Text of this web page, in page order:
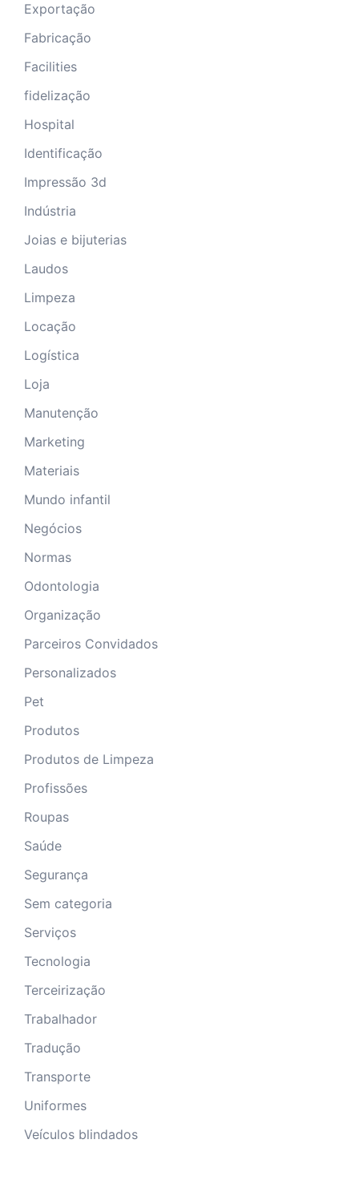
Exportação
Fabricação
Facilities
fidelização
Hospital
Identificação
Impressão 3d
Indústria
Joias e bijuterias
Laudos
Limpeza
Locação
Logística
Loja
Manutenção
Marketing
Materiais
Mundo infantil
Negócios
Normas
Odontologia
Organização
Parceiros Convidados
Personalizados
Pet
Produtos
Produtos de Limpeza
Profissões
Roupas
Saúde
Segurança
Sem categoria
Serviços
Tecnologia
Terceirização
Trabalhador
Tradução
Transporte
Uniformes
Veículos blindados